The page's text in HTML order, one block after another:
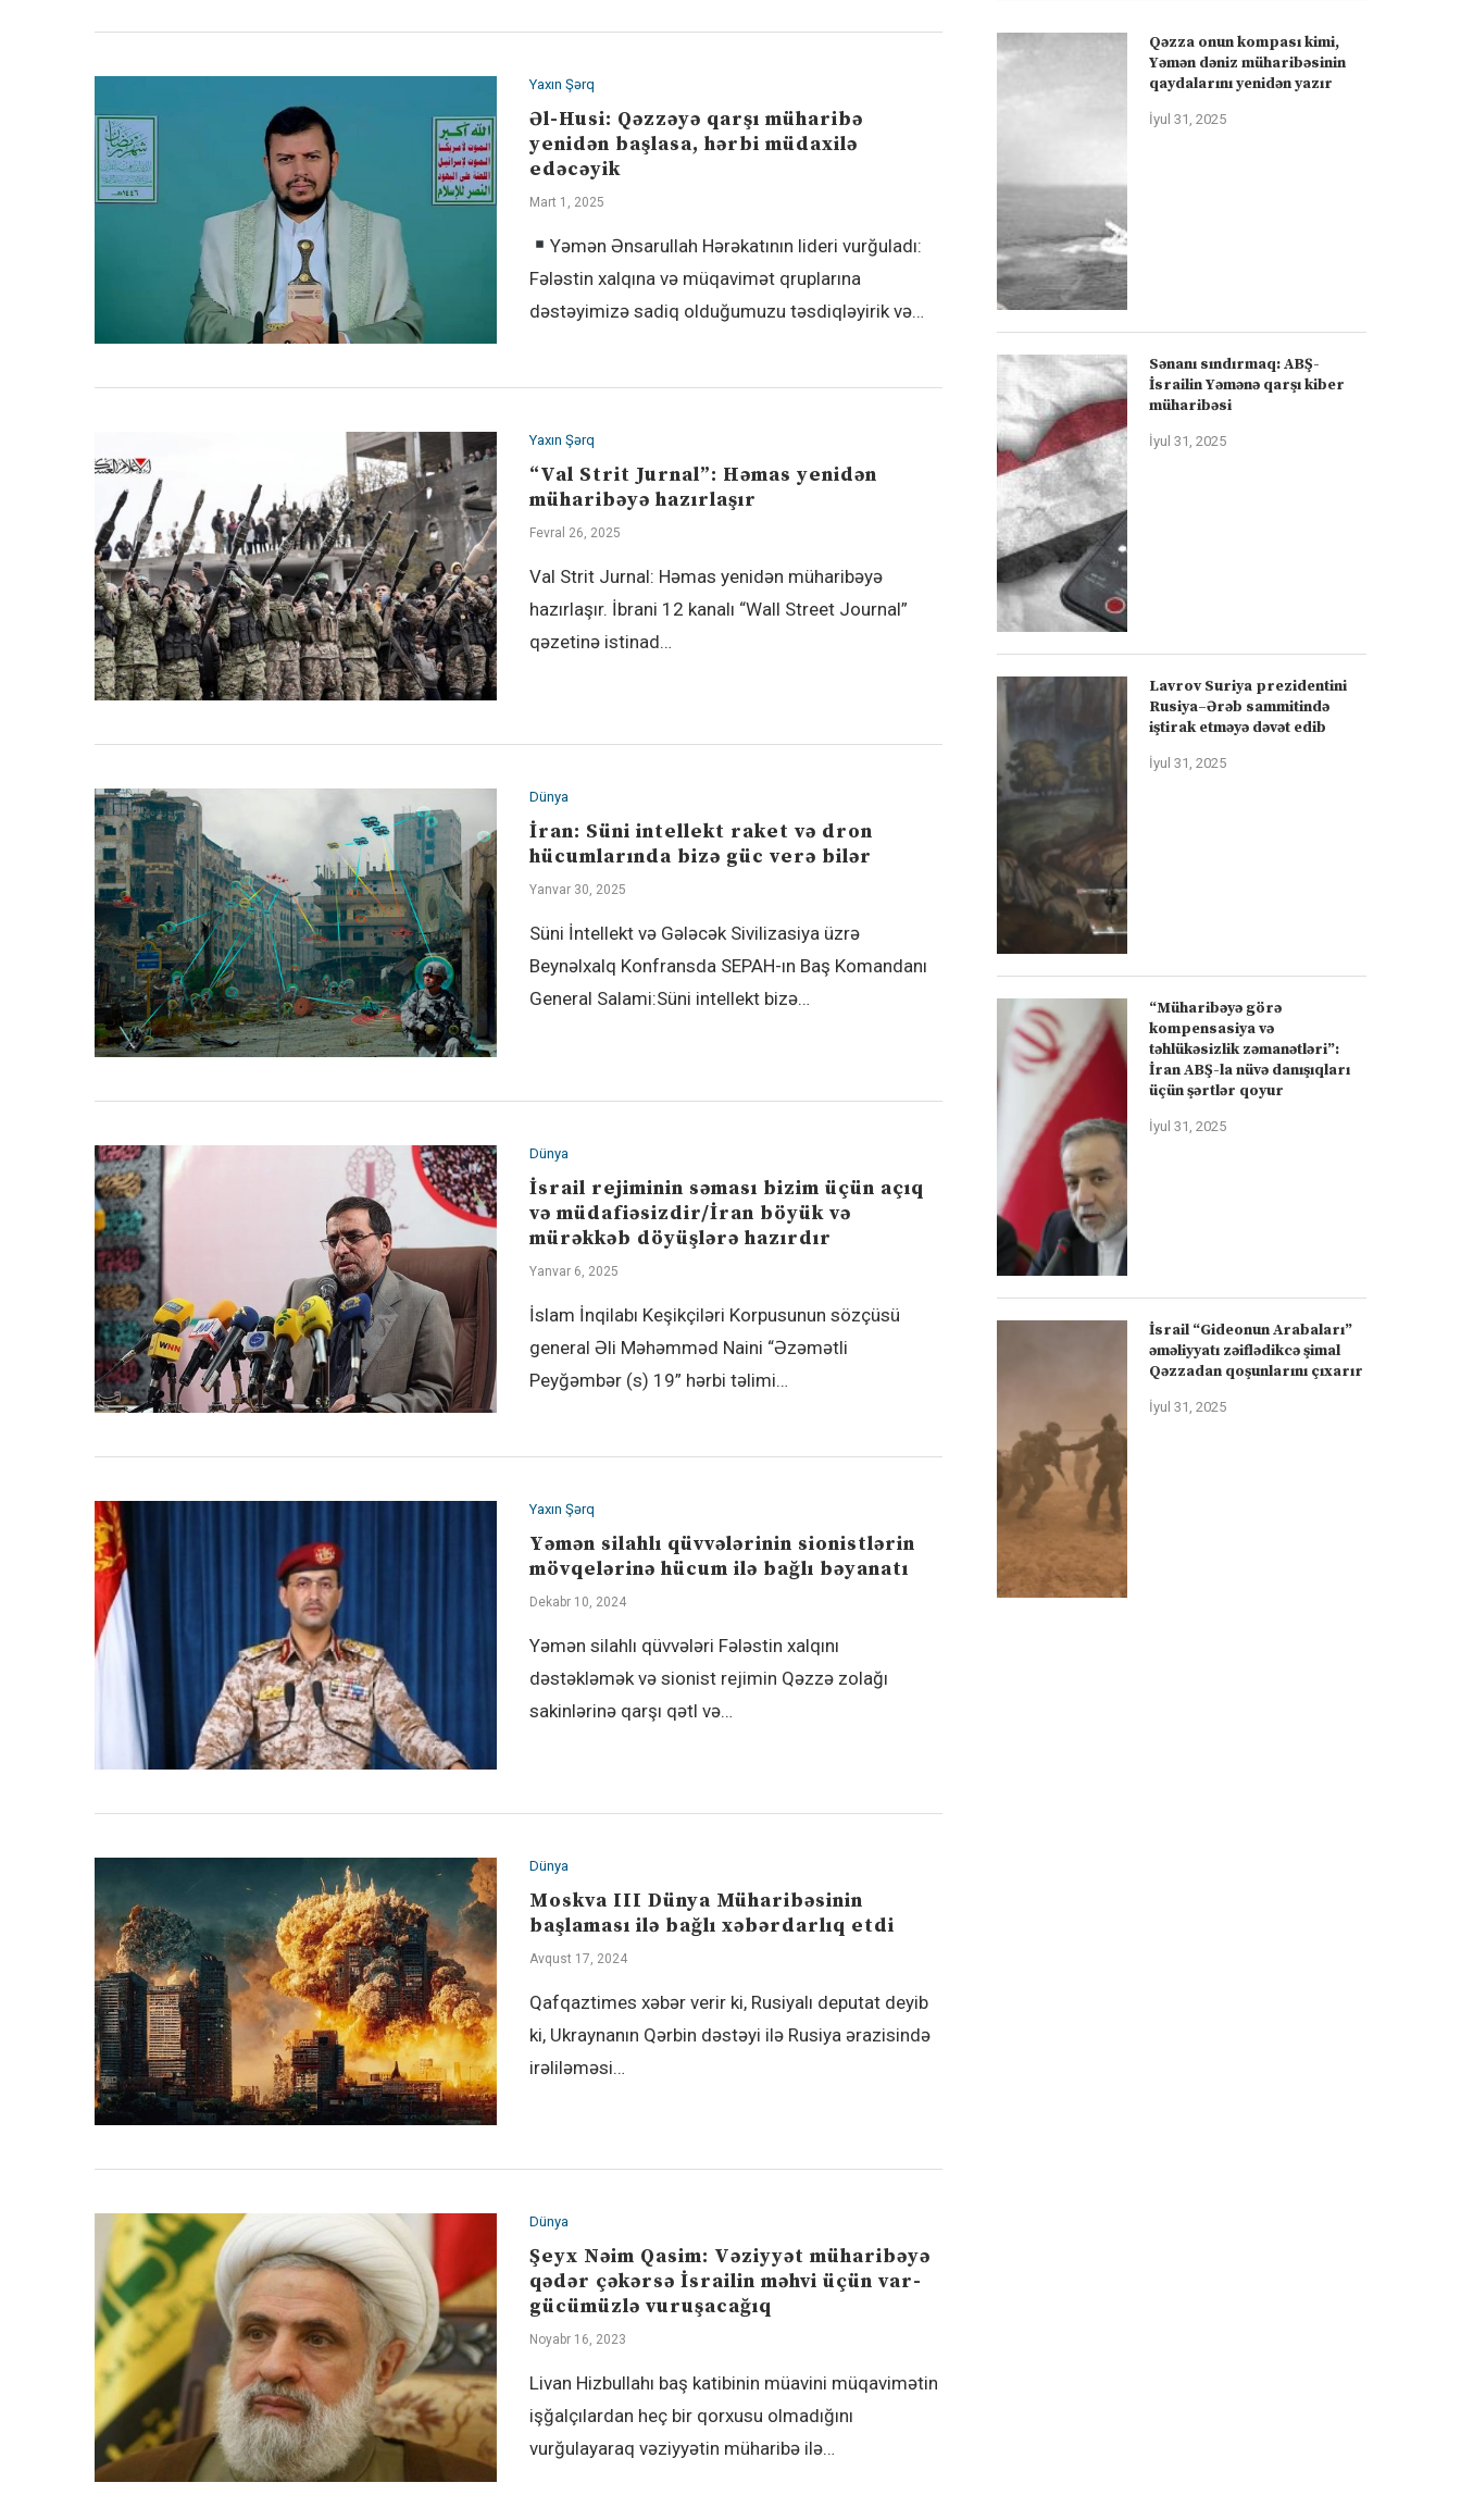
Yaxın Şərq
Əl-Husi: Qəzzəyə qarşı müharibə
yenidən başlasa, hərbi müdaxilə
edəcəyik
Mart 1, 2025
Yəmən Ənsarullah Hərəkatının lideri vurğuladı:
Fələstin xalqına və müqavimət qruplarına
dəstəyimizə sadiq olduğumuzu təsdiqləyirik və…
Yaxın Şərq
“Val Strit Jurnal”: Həmas yenidən
müharibəyə hazırlaşır
Fevral 26, 2025
Val Strit Jurnal: Həmas yenidən müharibəyə
hazırlaşır. İbrani 12 kanalı “Wall Street Journal”
qəzetinə istinad…
Dünya
İran: Süni intellekt raket və dron
hücumlarında bizə güc verə bilər
Yanvar 30, 2025
Süni İntellekt və Gələcək Sivilizasiya üzrə
Beynəlxalq Konfransda SEPAH-ın Baş Komandanı
General Salami:Süni intellekt bizə…
Dünya
İsrail rejiminin səması bizim üçün açıq
və müdafiəsizdir/İran böyük və
mürəkkəb döyüşlərə hazırdır
Yanvar 6, 2025
İslam İnqilabı Keşikçiləri Korpusunun sözçüsü
general Əli Məhəmməd Naini “Əzəmətli
Peyğəmbər (s) 19” hərbi təlimi…
Yaxın Şərq
Yəmən silahlı qüvvələrinin sionistlərin
mövqelərinə hücum ilə bağlı bəyanatı
Dekabr 10, 2024
Yəmən silahlı qüvvələri Fələstin xalqını
dəstəkləmək və sionist rejimin Qəzzə zolağı
sakinlərinə qarşı qətl və…
Dünya
Moskva III Dünya Müharibəsinin
başlaması ilə bağlı xəbərdarlıq etdi
Avqust 17, 2024
Qafqaztimes xəbər verir ki, Rusiyalı deputat deyib
ki, Ukraynanın Qərbin dəstəyi ilə Rusiya ərazisində
irəliləməsi…
Dünya
Şeyx Nəim Qasim: Vəziyyət müharibəyə
qədər çəkərsə İsrailin məhvi üçün var-
gücümüzlə vuruşacağıq
Noyabr 16, 2023
Livan Hizbullahı baş katibinin müavini müqavimətin
işğalçılardan heç bir qorxusu olmadığını
vurğulayaraq vəziyyətin müharibə ilə…
Qəzza onun kompası kimi,
Yəmən dəniz müharibəsinin
qaydalarını yenidən yazır
İyul 31, 2025
Sənanı sındırmaq: ABŞ-
İsrailin Yəmənə qarşı kiber
müharibəsi
İyul 31, 2025
Lavrov Suriya prezidentini
Rusiya–Ərəb sammitində
iştirak etməyə dəvət edib
İyul 31, 2025
“Müharibəyə görə
kompensasiya və
təhlükəsizlik zəmanətləri”:
İran ABŞ-la nüvə danışıqları
üçün şərtlər qoyur
İyul 31, 2025
İsrail “Gideonun Arabaları”
əməliyyatı zəiflədikcə şimal
Qəzzadan qoşunlarını çıxarır
İyul 31, 2025